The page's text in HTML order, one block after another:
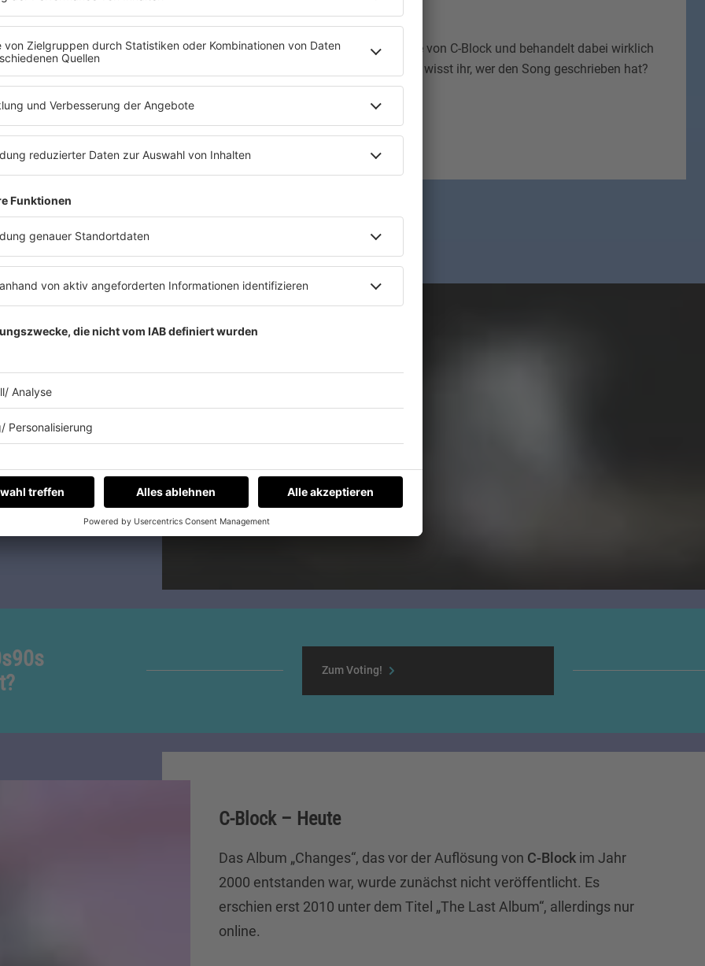
C-Block – So Strung Out
„So Strung Out“ war die erfolgreichste Single von C-Block und behandelt dabei wirklich
ernste Themen wie Drogenmissbrauch. Aber wisst ihr, wer den Song geschrieben hat?
Rolle von Theresa
Erfolg und
mit der Single
Charts,
Zum Voting!
C-Block – Heute
Das Album „Changes“, das vor der Auflösung von C-Block im Jahr
2000 entstanden war, wurde zunächst nicht veröffentlicht. Es
erschien erst 2010 unter dem Titel „The Last Album“, allerdings nur
online.